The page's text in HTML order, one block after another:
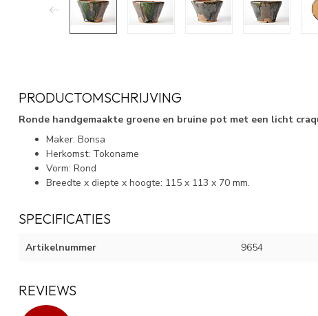
PRODUCTOMSCHRIJVING
Ronde handgemaakte groene en bruine pot met een licht
Maker: Bonsa
Herkomst: Tokoname
Vorm: Rond
Breedte x diepte x hoogte: 115 x 113 x 70 mm.
SPECIFICATIES
Artikelnummer 9654
REVIEWS